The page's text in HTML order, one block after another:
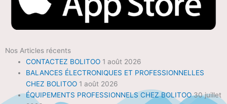
Nos Articles récents
CONTACTEZ BOLITOO 1 août 2026
BALANCES ÉLECTRONIQUES ET PROFESSIONNELLES
CHEZ BOLITOO 1 août 2026
ÉQUIPEMENTS PROFESSIONNELS CHEZ BOLITOO 30 juillet